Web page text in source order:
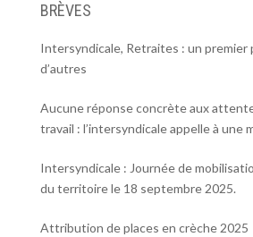
BRÈVES
Intersyndicale, Retraites : un premier
d’autres
Aucune réponse concrète aux
travail : l’intersyndicale appelle à une
Intersyndicale : Journée de
du territoire le 18 septembre 2025.
Attribution de places en crèche 2025